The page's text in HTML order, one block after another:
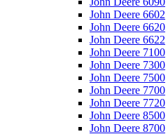
John Deere 6602
John Deere 6620
John Deere 6622
John Deere 7100
John Deere 7300
John Deere 7500
John Deere 7700
John Deere 7720
John Deere 8500
John Deere 8700